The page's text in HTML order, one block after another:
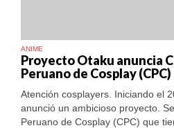
ANIME
Proyecto Otaku anuncia
Peruano de Cosplay (CPC)
Atención cosplayers. Iniciando el
anunció un ambicioso proyecto.
Peruano de Cosplay (CPC) que